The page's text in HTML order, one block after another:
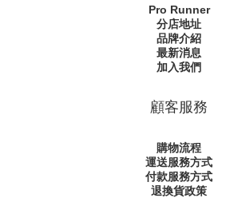
Pro Runner
分店地址
品牌介紹
最新消息
加入我們
顧客服務
購物流程
運送服務方式
付款服務方式
退換貨政策